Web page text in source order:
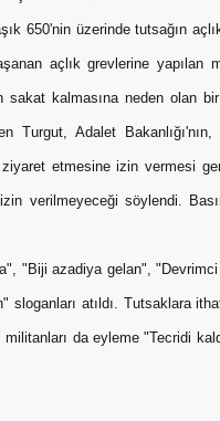
650'nin üzerinde tutsağın
açlık grevlerine
kalmasına neden olan
Turgut, Adalet
etmesine izin vermesi
verilmeyeceği söylendi.
"Biji azadiya gelan",
sloganları atıldı. Tutsaklara
da eyleme "Tecridi